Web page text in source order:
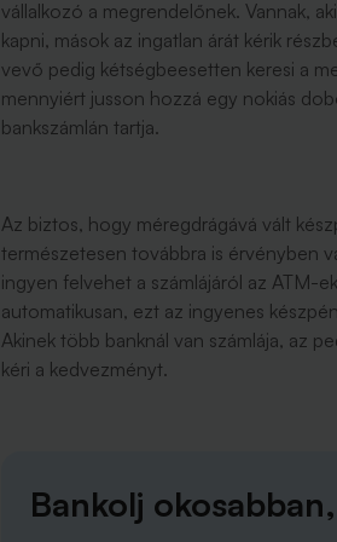
vállalkozó a megrendelőnek. Vannak,
kapni, mások az ingatlan árát kérik
vevő pedig kétségbeesetten keresi a
mennyiért jusson hozzá egy nokiás
bankszámlán tartja.
Az biztos, hogy méregdrágává vált
természetesen továbbra is érvényben
ingyen felvehet a számlájáról az ATM-
automatikusan, ezt az ingyenes
Akinek több banknál van számlája, az
kéri a kedvezményt.
Bankolj